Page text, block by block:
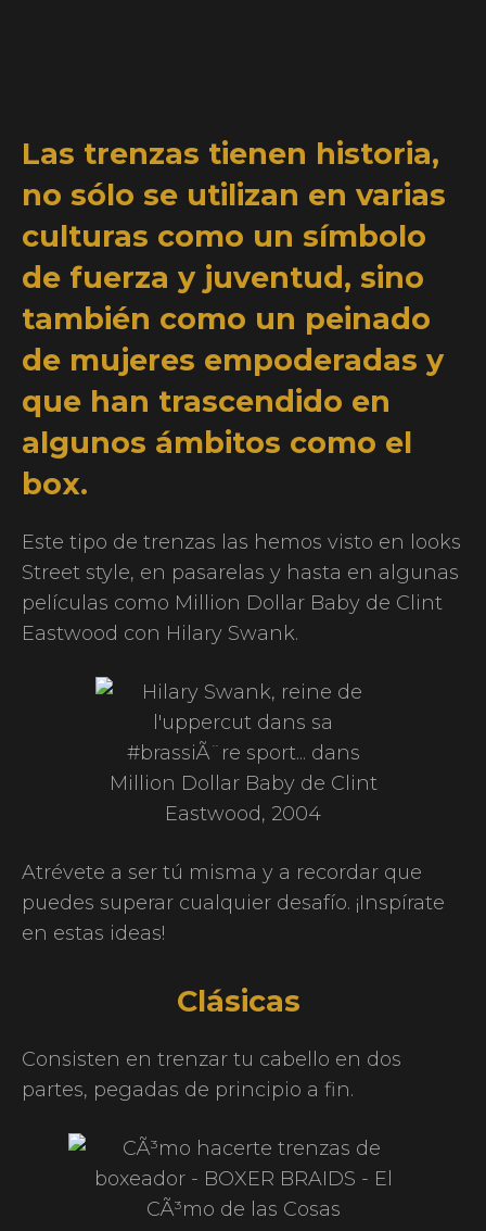
Las trenzas tienen historia,
no sólo se utilizan en varias
culturas como un símbolo
de fuerza y juventud, sino
también como un peinado
de mujeres empoderadas y
que han trascendido en
algunos ámbitos como el
box.
Este tipo de trenzas las hemos visto en looks
Street style, en pasarelas y hasta en algunas
películas como Million Dollar Baby de Clint
Eastwood con Hilary Swank.
Atrévete a ser tú misma y a recordar que
puedes superar cualquier desafío. ¡Inspírate
en estas ideas!
Clásicas
Consisten en trenzar tu cabello en dos
partes, pegadas de principio a fin.